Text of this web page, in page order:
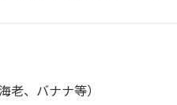
老、バナナ等）